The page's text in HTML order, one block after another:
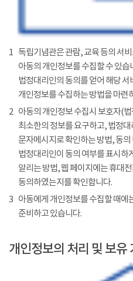
1 독립기념관은 관람, 교육 등의 서
아동의 개인정보를 수집할 수 있
법정대리인의 동의를 얻어 해당 서
개인정보를 수집하는 방법을 마련
2 아동의 개인정보 수집시 보호자(
최소한의 정보를 요구하고, 법정
문자메시지로 확인하는 방법, 동의
법정대리인이 동의 여부를 표시하
알리는 방법, 웹 페이지에는 휴대
동의하였는지를 확인합니다.
3 아동에게 개인정보를 수집할 때에
준비하고 있습니다.
개인정보의 처리 및 보유